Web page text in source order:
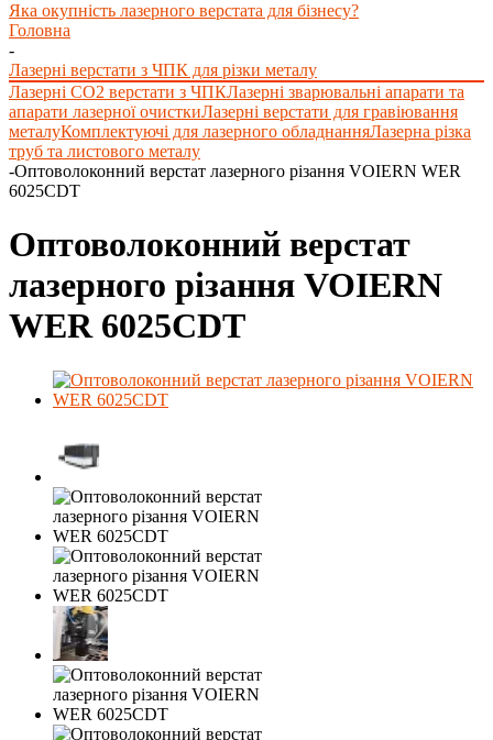
Яка окупність лазерного верстата для бізнесу?
Головна
-
Лазерні верстати з ЧПК для різки металу
Лазерні СО2 верстати з ЧПКЛазерні зварювальні апарати та
апарати лазерної очисткиЛазерні верстати для гравіювання
металуКомплектуючі для лазерного обладнанняЛазерна різка
труб та листового металу
-Оптоволоконний верстат лазерного різання VOIERN WER
6025CDT
Оптоволоконний верстат
лазерного різання VOIERN
WER 6025CDT